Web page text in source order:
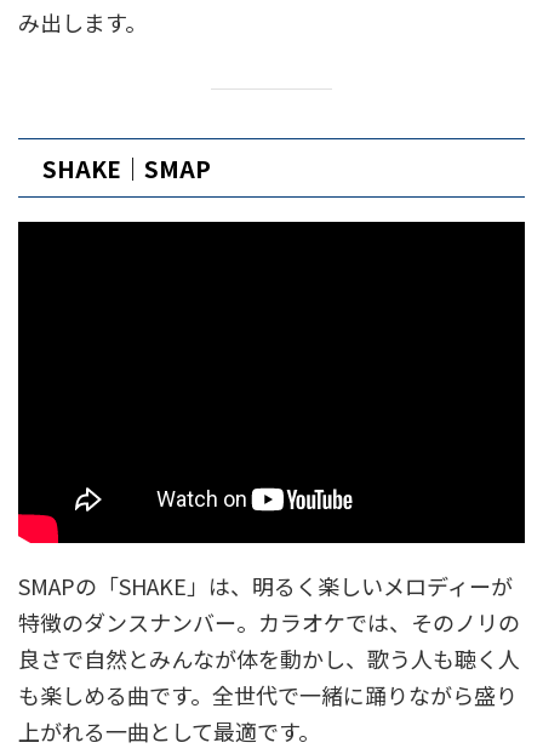
み出します。
SHAKE｜SMAP
SMAPの「SHAKE」は、明るく楽しいメロディーが
特徴のダンスナンバー。カラオケでは、そのノリの
良さで自然とみんなが体を動かし、歌う人も聴く人
も楽しめる曲です。全世代で一緒に踊りながら盛り
上がれる一曲として最適です。